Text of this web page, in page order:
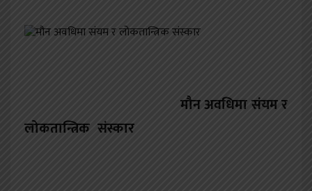
मौन अवधिमा संयम र
लोकतान्त्रिक संस्कार